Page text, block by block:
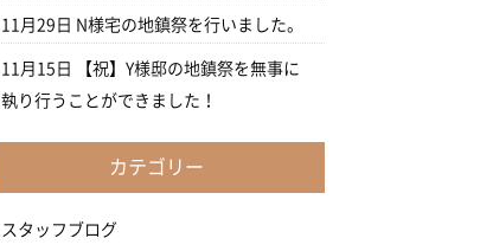
11月29日 N様宅の地鎮祭を行いました。
11月15日
【祝】Y様邸の地鎮祭を無事に
執り行うことができました！
カテゴリー
スタッフブログ